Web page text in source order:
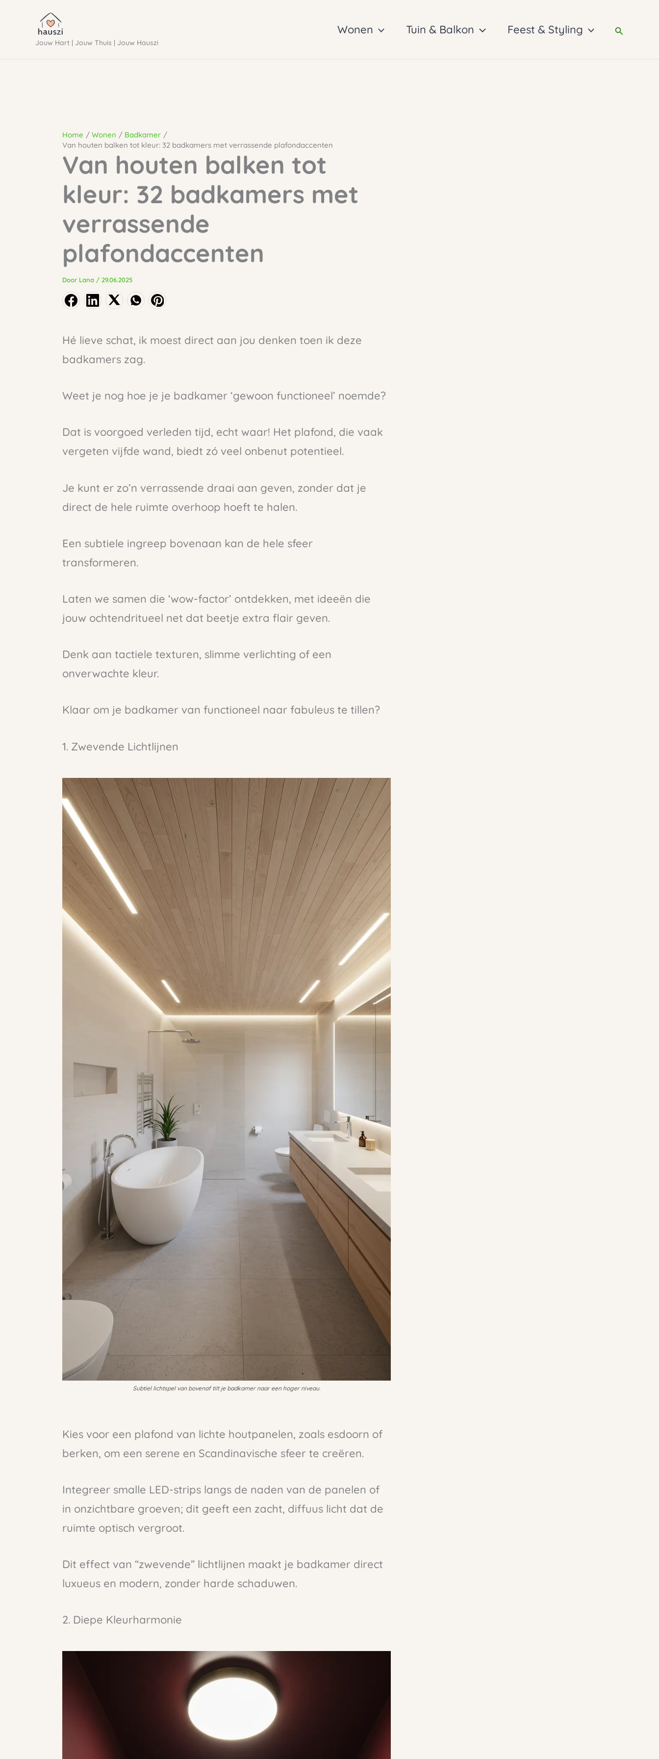
Jouw Hart | Jouw Thuis | Jouw Hauszi
Wonen Tuin & Balkon Feest & Styling Zoeken
Home Wonen
Badkamer
Van houten balken tot kleur: 32 badkamers met verrassende plafondaccenten
Van houten balken tot
kleur: 32 badkamers met
verrassende
plafondaccenten
Door Lana / 29.06.2025
Hé lieve schat, ik moest direct aan jou denken toen ik deze
badkamers zag.
Weet je nog hoe je je badkamer ‘gewoon functioneel’ noemde?
Dat is voorgoed verleden tijd, echt waar! Het plafond, die vaak
vergeten vijfde wand, biedt zó veel onbenut potentieel.
Je kunt er zo’n verrassende draai aan geven, zonder dat je
direct de hele ruimte overhoop hoeft te halen.
Een subtiele ingreep bovenaan kan de hele sfeer
transformeren.
Laten we samen die ‘wow-factor’ ontdekken, met ideeën die
jouw ochtendritueel net dat beetje extra flair geven.
Denk aan tactiele texturen, slimme verlichting of een
onverwachte kleur.
Klaar om je badkamer van functioneel naar fabuleus te tillen?
1. Zwevende Lichtlijnen
Subtiel lichtspel van bovenaf tilt je badkamer naar een hoger niveau.
Kies voor een plafond van lichte houtpanelen, zoals esdoorn of
berken, om een serene en Scandinavische sfeer te creëren.
Integreer smalle LED-strips langs de naden van de panelen of
in onzichtbare groeven; dit geeft een zacht, diffuus licht dat de
ruimte optisch vergroot.
Dit effect van “zwevende” lichtlijnen maakt je badkamer direct
luxueus en modern, zonder harde schaduwen.
2. Diepe Kleurharmonie